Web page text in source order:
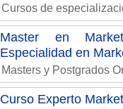
Cursos de
Master en
Especialidad en
Masters y Postgrados
Curso Experto